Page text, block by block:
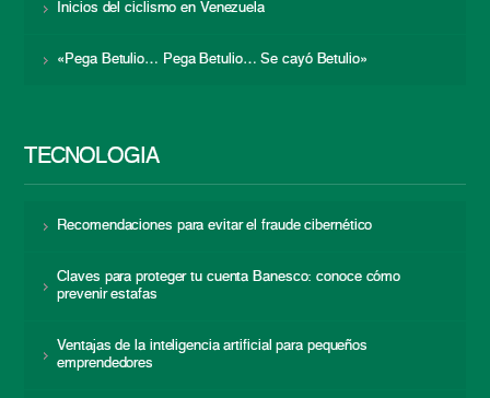
Inicios del ciclismo en Venezuela
«Pega Betulio… Pega Betulio… Se cayó Betulio»
TECNOLOGÍA
Recomendaciones para evitar el fraude cibernético
Claves para proteger tu cuenta Banesco: conoce cómo
prevenir estafas
Ventajas de la inteligencia artificial para pequeños
emprendedores